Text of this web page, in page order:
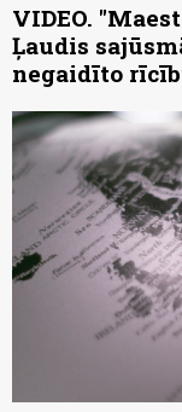
VIDEO.
Ļaudis
negaidīto